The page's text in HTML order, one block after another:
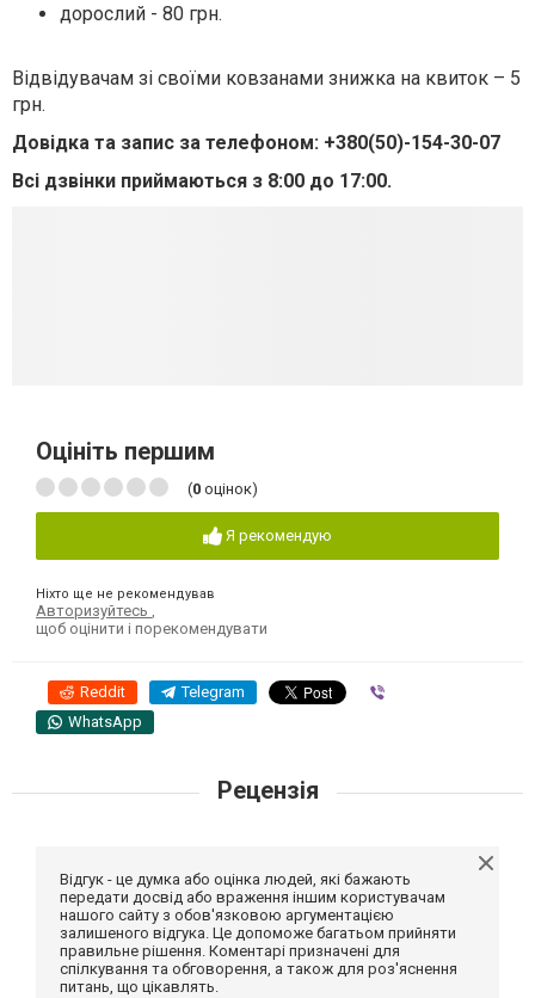
дорослий - 80 грн.
Відвідувачам зі своїми ковзанами знижка на квиток – 5
грн.
Довідка та запис за телефоном: +380(50)-154-30-07
Всі дзвінки приймаються з 8:00 до 17:00.
Оцініть першим
(0 оцінок)
Я рекомендую
Ніхто ще не рекомендував
Авторизуйтесь ,
щоб оцінити і порекомендувати
Reddit Telegram
WhatsApp
Рецензія
Відгук - це думка або оцінка людей, які бажають
передати досвід або враження іншим користувачам
нашого сайту з обов'язковою аргументацією
залишеного відгука. Це допоможе багатьом прийняти
правильне рішення. Коментарі призначені для
спілкування та обговорення, а також для роз'яснення
питань, що цікавлять.